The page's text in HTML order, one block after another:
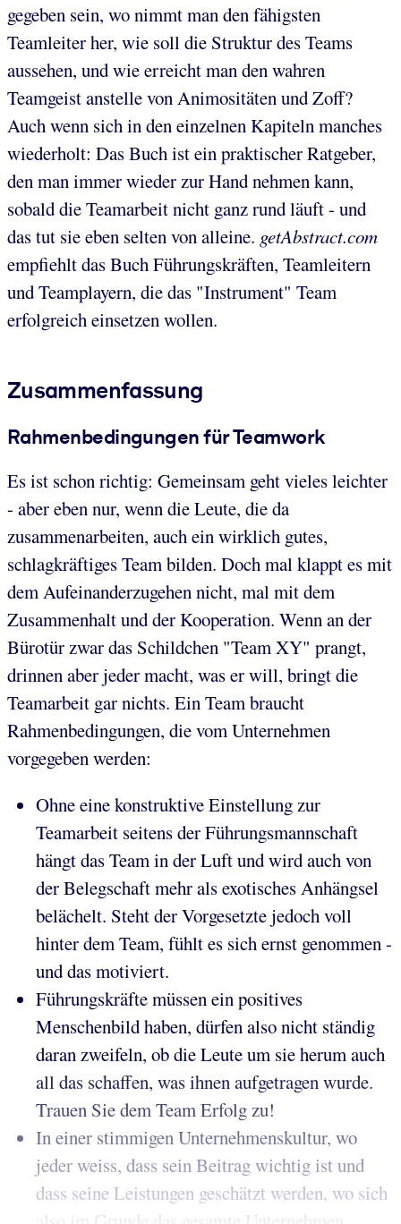
gegeben sein, wo nimmt man den fähigsten
Teamleiter her, wie soll die Struktur des Teams
aussehen, und wie erreicht man den wahren
Teamgeist anstelle von Animositäten und Zoff?
Auch wenn sich in den einzelnen Kapiteln manches
wiederholt: Das Buch ist ein praktischer Ratgeber,
den man immer wieder zur Hand nehmen kann,
sobald die Teamarbeit nicht ganz rund läuft - und
das tut sie eben selten von alleine. getAbstract.com
empfiehlt das Buch Führungskräften, Teamleitern
und Teamplayern, die das "Instrument" Team
erfolgreich einsetzen wollen.
Zusammenfassung
Rahmenbedingungen für Teamwork
Es ist schon richtig: Gemeinsam geht vieles leichter
- aber eben nur, wenn die Leute, die da
zusammenarbeiten, auch ein wirklich gutes,
schlagkräftiges Team bilden. Doch mal klappt es mit
dem Aufeinanderzugehen nicht, mal mit dem
Zusammenhalt und der Kooperation. Wenn an der
Bürotür zwar das Schildchen "Team XY" prangt,
drinnen aber jeder macht, was er will, bringt die
Teamarbeit gar nichts. Ein Team braucht
Rahmenbedingungen, die vom Unternehmen
vorgegeben werden:
Ohne eine konstruktive Einstellung zur
Teamarbeit seitens der Führungsmannschaft
hängt das Team in der Luft und wird auch von
der Belegschaft mehr als exotisches Anhängsel
belächelt. Steht der Vorgesetzte jedoch voll
hinter dem Team, fühlt es sich ernst genommen -
und das motiviert.
Führungskräfte müssen ein positives
Menschenbild haben, dürfen also nicht ständig
daran zweifeln, ob die Leute um sie herum auch
all das schaffen, was ihnen aufgetragen wurde.
Trauen Sie dem Team Erfolg zu!
In einer stimmigen Unternehmenskultur, wo
jeder weiss, dass sein Beitrag wichtig ist und
dass seine Leistungen geschätzt werden, wo sich